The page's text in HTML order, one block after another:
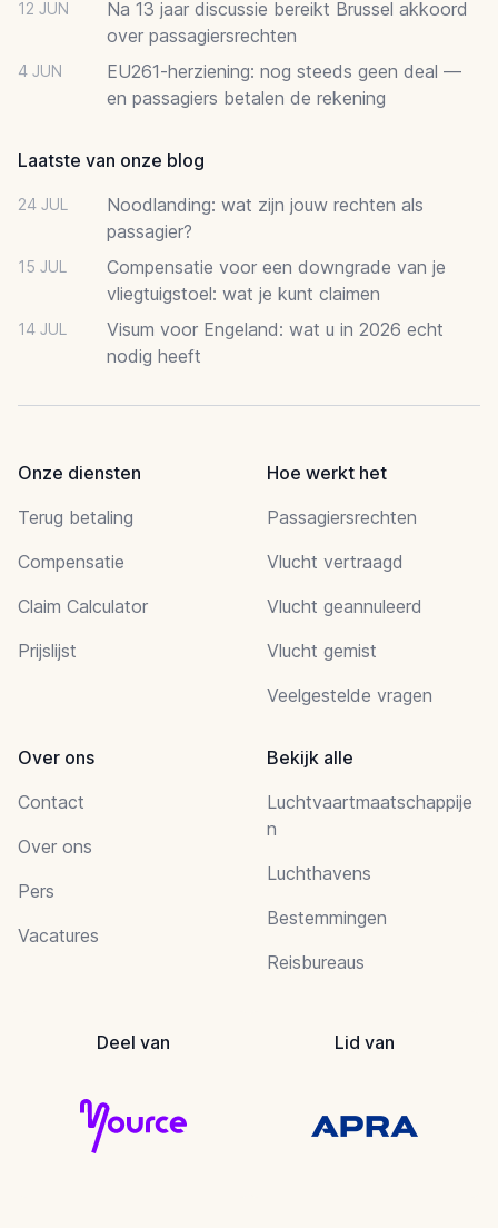
12 JUN
Na 13 jaar discussie bereikt Brussel akkoord
over passagiersrechten
4 JUN
EU261-herziening: nog steeds geen deal —
en passagiers betalen de rekening
Laatste van onze blog
24 JUL
Noodlanding: wat zijn jouw rechten als
passagier?
15 JUL
Compensatie voor een downgrade van je
vliegtuigstoel: wat je kunt claimen
14 JUL
Visum voor Engeland: wat u in 2026 echt
nodig heeft
Onze diensten
Terug betaling
Compensatie
Claim Calculator
Prijslijst
Hoe werkt het
Passagiersrechten
Vlucht vertraagd
Vlucht geannuleerd
Vlucht gemist
Veelgestelde vragen
Over ons
Contact
Over ons
Pers
Vacatures
Bekijk alle
Luchtvaartmaatschappije
n
Luchthavens
Bestemmingen
Reisbureaus
Deel van Lid van